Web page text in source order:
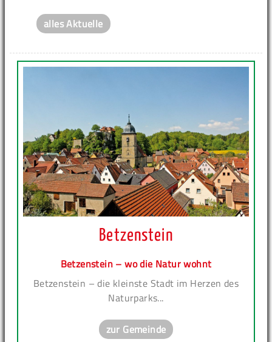
alles Aktuelle
Betzenstein
Betzenstein – wo die Natur wohnt
Betzenstein – die kleinste Stadt im Herzen des
Naturparks...
zur Gemeinde